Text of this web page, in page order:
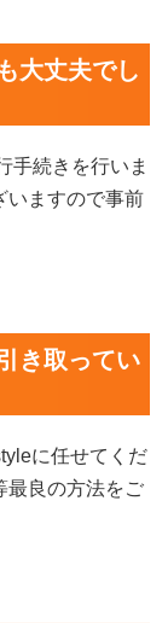
大丈夫でし
手続きを行いま
いますので事前
き取ってい
に任せてくだ
最良の方法をご